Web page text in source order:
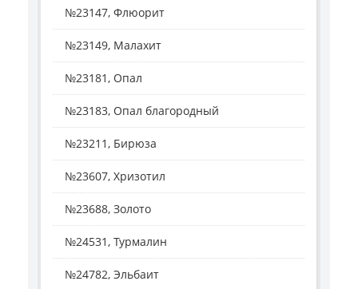
№23147, Флюорит
№23149, Малахит
№23181, Опал
№23183, Опал благородный
№23211, Бирюза
№23607, Хризотил
№23688, Золото
№24531, Турмалин
№24782, Эльбаит